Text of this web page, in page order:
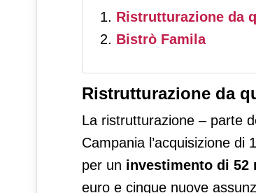
Ristrutturazione da
Bistrò Famila
Ristrutturazione da
La ristrutturazione – parte
Campania l’acquisizione
per un investimento di 52
euro e cinque nuove